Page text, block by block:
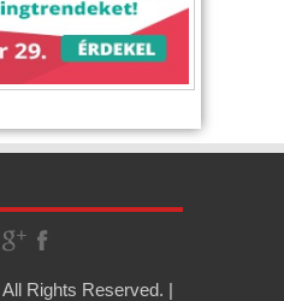
Rights Reserved. |